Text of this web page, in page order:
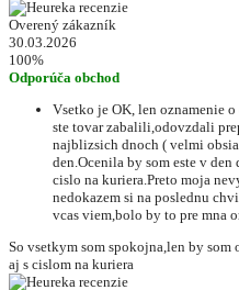
Overený zákazník
30.03.2026
100%
Odporúča obchod
Vsetko je OK, len oznamenie
ste tovar zabalili,odovzdali
najblizsich dnoch ( velmi
den.Ocenila by som este v
cislo na kuriera.Preto moja
nedokazem si na poslednu
vcas viem,bolo by to pre mna
So vsetkym som spokojna,len by
aj s cislom na kuriera